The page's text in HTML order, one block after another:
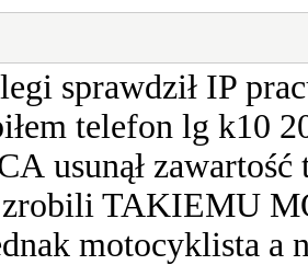
sprawdził IP
telefon lg k10
usunął zawartość
zrobili TAKIEMU
motocyklista a